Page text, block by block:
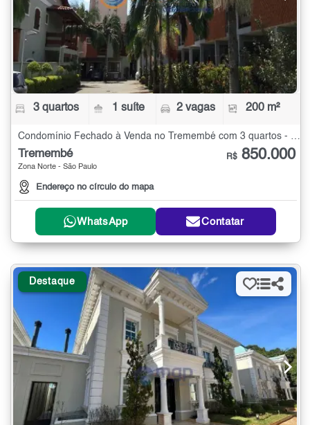
3 quartos 1 suíte 2 vagas 200 m²
Condomínio Fechado à Venda no Tremembé com 3 quartos - 200 m²
Tremembé
Zona Norte - São Paulo
Endereço no círculo do mapa
R$ 850.000
WhatsApp Contatar
Destaque